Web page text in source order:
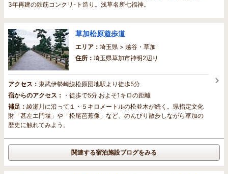
3年再建の鉄筋コンクリ-ト造り。浅草名所七福神。
草加松原遊歩道
エリア： 埼玉県 > 越谷・草加
住所： 埼玉県草加市神明2辺り
アクセス： 東武伊勢崎線松原団地駅より徒歩5分
宿からのアクセス： ・徒歩で5分 およそ1キロの距離
補足： 綾瀬川に沿って１・５キロメートルの松並木が続く。県指定文化
財「甚左エ門堰」や「松尾芭蕉像」など、のんびり散歩しながら草加の
歴史に触れてみよう。
関連する宿泊施設ブログをみる